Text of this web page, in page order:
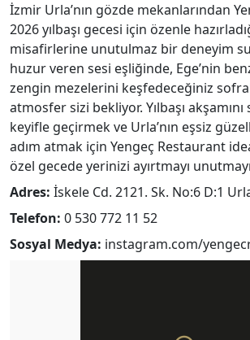
İzmir Urla’nın gözde mekanlarından
2026 yılbaşı gecesi için özenle
misafirlerine unutulmaz bir deneyim
huzur veren sesi eşliğinde, Ege’nin
zengin mezelerini keşfedeceğiniz
atmosfer sizi bekliyor. Yılbaşı
keyifle geçirmek ve Urla’nın eşsiz
adım atmak için Yengeç Restaurant
özel gecede yerinizi ayırtmayı
Adres: İskele Cd. 2121. Sk. No:6 D:1
Telefon: 0 530 772 11 52
Sosyal Medya: instagram.com/